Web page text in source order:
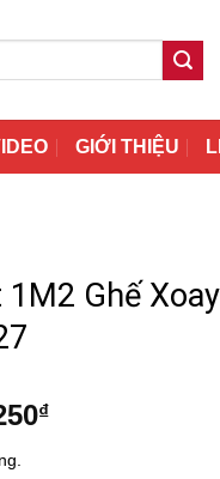
GIỚI THIỆU
Ghế
₫Giá